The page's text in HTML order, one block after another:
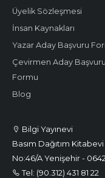
Bilgi Yayınevi
Basım Dağıtım
No:46/A Yenişehir -
Tel: (90.312) 431 81 22
Üyelik Sözleşmesi
İnsan Kaynakları
Yazar Aday Başvuru
Çevirmen Aday Başvuru
Formu
Blog